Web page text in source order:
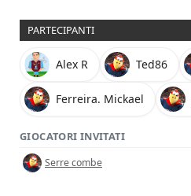
PARTECIPANTI
Alex R Ted86
Ferreira. Mickael
GIOCATORI INVITATI
Serre combe